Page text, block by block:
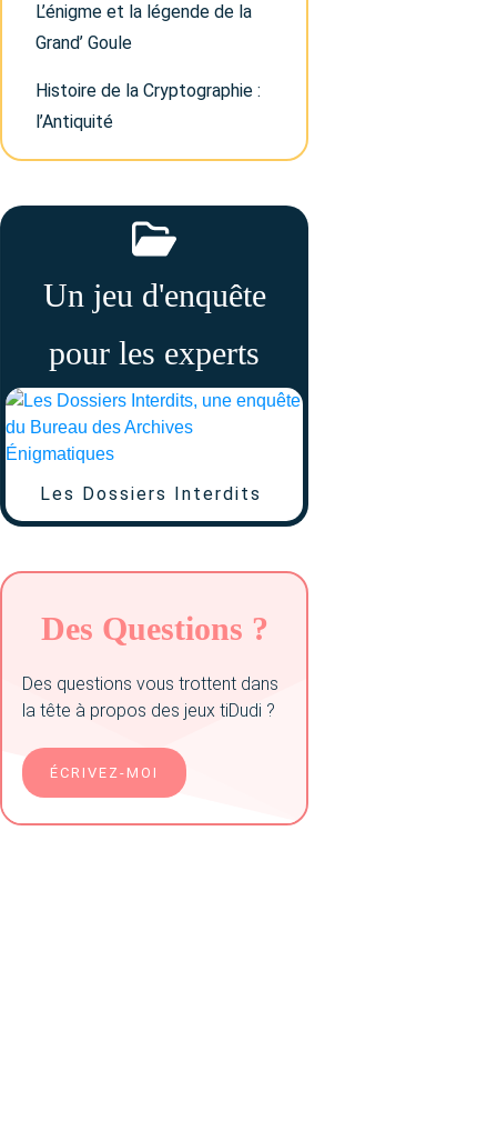
L’énigme et la légende de la
Grand’ Goule
Histoire de la Cryptographie :
l’Antiquité
Un jeu d'enquête
pour les experts
Les Dossiers Interdits
Des Questions ?
Des questions vous trottent dans
la tête à propos des jeux tiDudi ?
ÉCRIVEZ-MOI